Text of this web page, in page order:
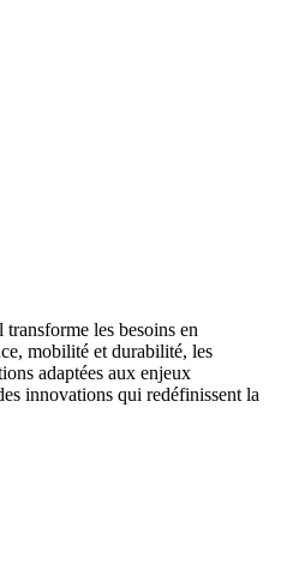
les besoins en
mobilité et durabilité, les
adaptées aux enjeux
innovations qui redéfinissent la